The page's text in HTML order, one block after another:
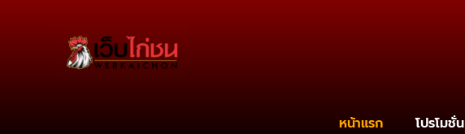
หน้าแรก โปรโมชั่น